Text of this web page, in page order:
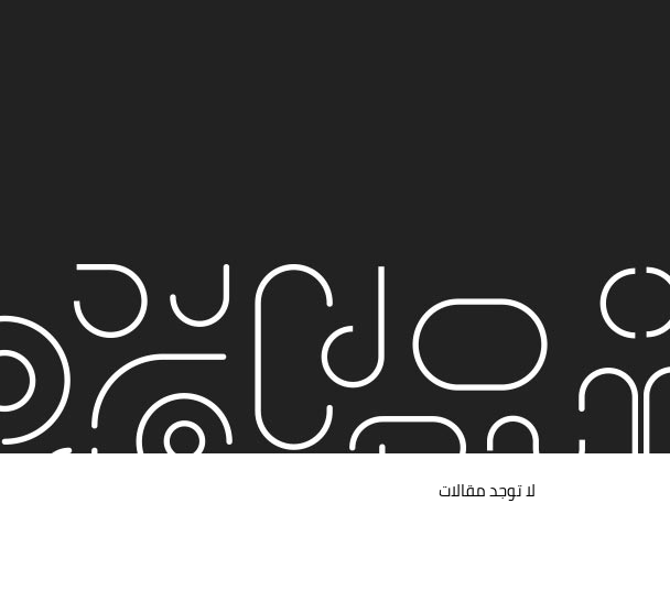
لا توجد مقالات